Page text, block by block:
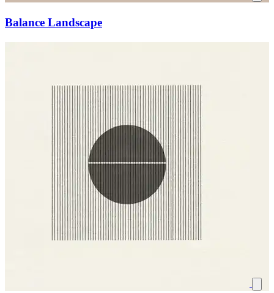
Balance Landscape